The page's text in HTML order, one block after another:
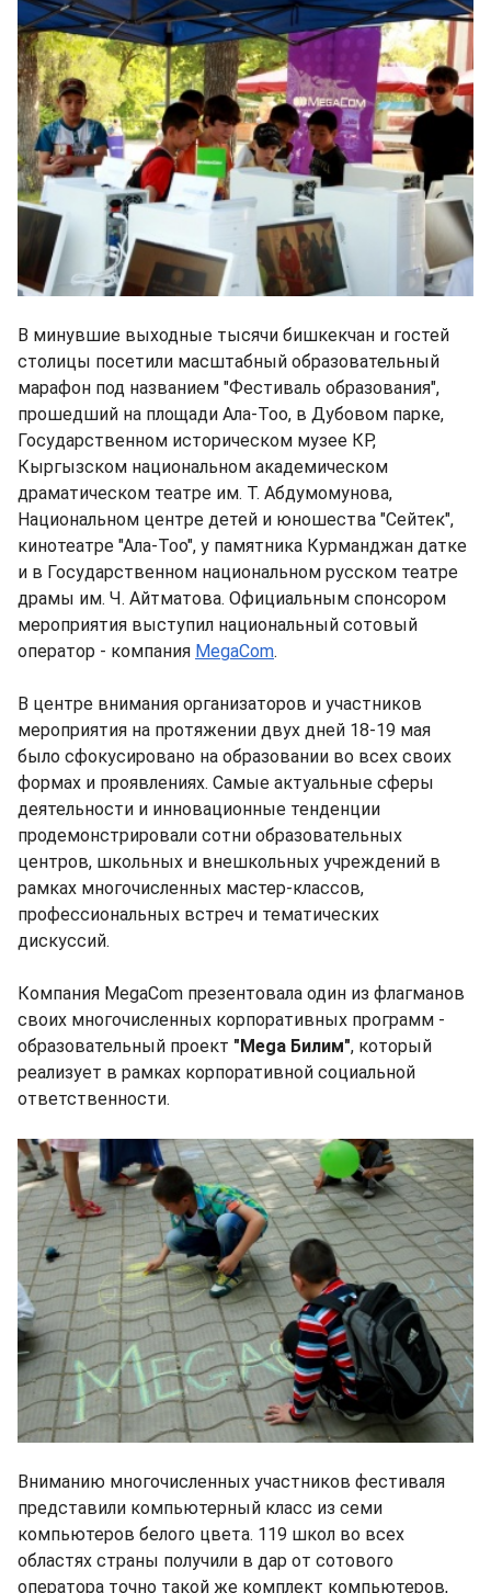
В минувшие выходные тысячи бишкекчан и гостей
столицы посетили масштабный образовательный
марафон под названием "Фестиваль образования",
прошедший на площади Ала-Тоо, в Дубовом парке,
Государственном историческом музее КР,
Кыргызском национальном академическом
драматическом театре им. Т. Абдумомунова,
Национальном центре детей и юношества "Сейтек",
кинотеатре "Ала-Тоо", у памятника Курманджан датке
и в Государственном национальном русском театре
драмы им. Ч. Айтматова. Официальным спонсором
мероприятия выступил национальный сотовый
оператор - компания MegaCom.
В центре внимания организаторов и участников
мероприятия на протяжении двух дней 18-19 мая
было сфокусировано на образовании во всех своих
формах и проявлениях. Самые актуальные сферы
деятельности и инновационные тенденции
продемонстрировали сотни образовательных
центров, школьных и внешкольных учреждений в
рамках многочисленных мастер-классов,
профессиональных встреч и тематических
дискуссий.
Компания MegaCom презентовала один из флагманов
своих многочисленных корпоративных программ -
образовательный проект "Mega Билим", который
реализует в рамках корпоративной социальной
ответственности.
Вниманию многочисленных участников фестиваля
представили компьютерный класс из семи
компьютеров белого цвета. 119 школ во всех
областях страны получили в дар от сотового
оператора точно такой же комплект компьютеров,